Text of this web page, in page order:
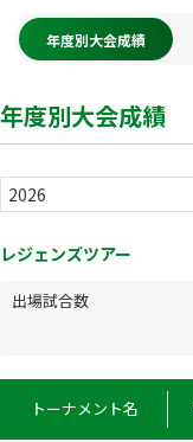
年度別大会成績
年度別大会成績
レジェンズツアー
出場試合数
トーナメント名